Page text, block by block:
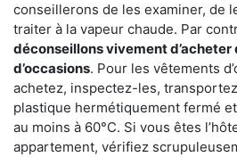
conseillerons de les examiner, de
traiter à la vapeur chaude. Par
déconseillons vivement d’acheter
d’occasions. Pour les vêtements
achetez, inspectez-les,
plastique hermétiquement fermé
au moins à 60°C. Si vous êtes
appartement, vérifiez